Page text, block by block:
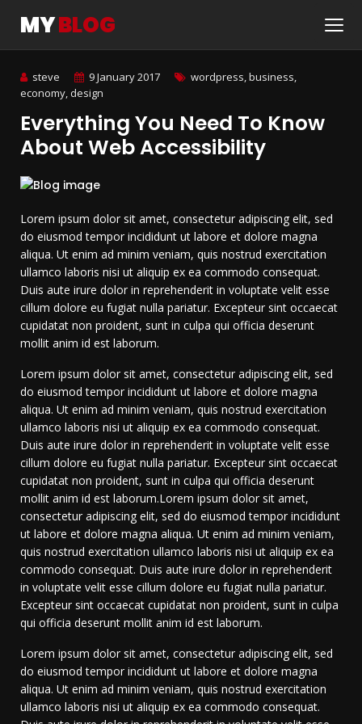
MYBLOG
steve 9 January 2017
wordpress, business,
economy, design
Everything You Need To Know
About Web Accessibility
Lorem ipsum dolor sit amet, consectetur adipiscing elit, sed
do eiusmod tempor incididunt ut labore et dolore magna
aliqua. Ut enim ad minim veniam, quis nostrud exercitation
ullamco laboris nisi ut aliquip ex ea commodo consequat.
Duis aute irure dolor in reprehenderit in voluptate velit esse
cillum dolore eu fugiat nulla pariatur. Excepteur sint occaecat
cupidatat non proident, sunt in culpa qui officia deserunt
mollit anim id est laborum.
Lorem ipsum dolor sit amet, consectetur adipiscing elit, sed
do eiusmod tempor incididunt ut labore et dolore magna
aliqua. Ut enim ad minim veniam, quis nostrud exercitation
ullamco laboris nisi ut aliquip ex ea commodo consequat.
Duis aute irure dolor in reprehenderit in voluptate velit esse
cillum dolore eu fugiat nulla pariatur. Excepteur sint occaecat
cupidatat non proident, sunt in culpa qui officia deserunt
mollit anim id est laborum.Lorem ipsum dolor sit amet,
consectetur adipiscing elit, sed do eiusmod tempor incididunt
ut labore et dolore magna aliqua. Ut enim ad minim veniam,
quis nostrud exercitation ullamco laboris nisi ut aliquip ex ea
commodo consequat. Duis aute irure dolor in reprehenderit
in voluptate velit esse cillum dolore eu fugiat nulla pariatur.
Excepteur sint occaecat cupidatat non proident, sunt in culpa
qui officia deserunt mollit anim id est laborum.
Lorem ipsum dolor sit amet, consectetur adipiscing elit, sed
do eiusmod tempor incididunt ut labore et dolore magna
aliqua. Ut enim ad minim veniam, quis nostrud exercitation
ullamco laboris nisi ut aliquip ex ea commodo consequat.